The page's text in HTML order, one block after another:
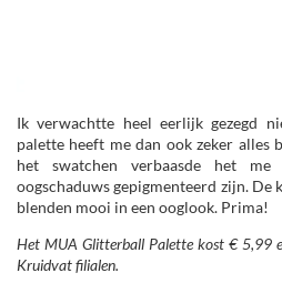
Ik verwachtte heel eerlijk gezegd
palette heeft me dan ook zeker alles
het swatchen verbaasde het
oogschaduws gepigmenteerd zijn. De
blenden mooi in een ooglook. Prima!
Het MUA Glitterball Palette kost € 5,99
Kruidvat filialen.